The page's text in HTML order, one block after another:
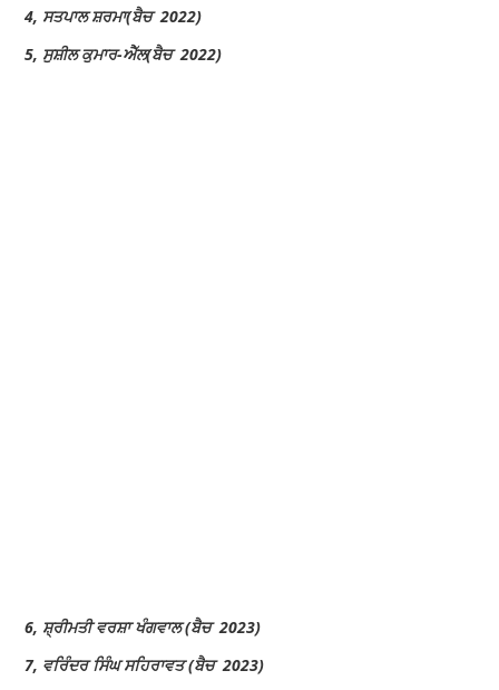
4, ਸਤਪਾਲ ਸ਼ਰਮਾ(ਬੈਚ 2022)
5, ਸੁਸ਼ੀਲ ਕੁਮਾਰ-ਐੱਲ(ਬੈਚ 2022)
6, ਸ਼੍ਰੀਮਤੀ ਵਰਸ਼ਾ ਖੰਗਵਾਲ (ਬੈਚ 2023)
7, ਵਰਿੰਦਰ ਸਿੰਘ ਸਹਿਰਾਵਤ (ਬੈਚ 2023)